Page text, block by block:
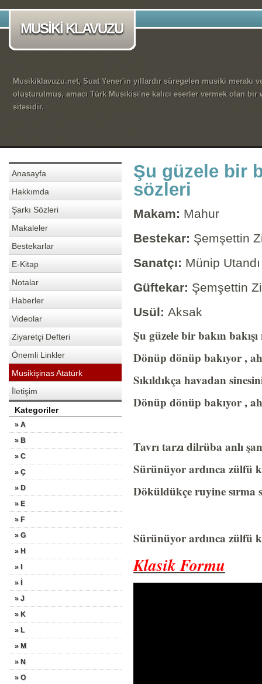
MUSİKİ KLAVUZU
Musikiklavuzu.net, Suat Yener'in yıllardır süregelen musiki merakı
oluşturulmuş, amacı Türk Musikisi'ne kalıcı eserler vermek olan bir
sitesidir.
Anasayfa
Hakkımda
Şarkı Sözleri
Makaleler
Bestekarlar
E-Kitap
Notalar
Haberler
Videolar
Ziyaretçi Defteri
Önemli Linkler
Musikişinas Atatürk
İletişim
Kategoriler
» A
» B
» C
» Ç
» D
» E
» F
» G
» H
» I
» İ
» J
» K
» L
» M
» N
» O
Şu güzele bir
sözleri
Makam: Mahur
Bestekar: Şemşettin
Sanatçı: Münip Utandı
Güftekar: Şemşettin
Usül: Aksak
Şu güzele bir bakın
Dönüp dönüp bakıyor
Sıkıldıkça havadan
Dönüp dönüp bakıyor
Tavrı tarzı dilrüba
Sürünüyor ardınca
Döküldükçe ruyine
Sürünüyor ardınca zülfü
Klasik Formu